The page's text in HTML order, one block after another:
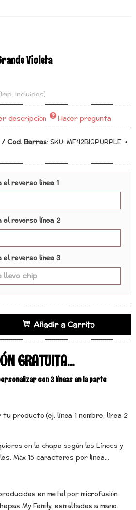
Violeta
Incluidos)
descripción
Hacer pregunta
/ Cod. Barras: SKU: MF42BIGPURPLE •
reverso línea 1
reverso línea 2
reverso línea 3
Añadir a Carrito
GRATUITA...
con 3 líneas en la parte
producto (ej. línea 1 nombre, línea 2
en la chapa según las Líneas y
Máx 15 caracteres por línea...
en metal por microfusión.
My Family, esmaltadas a mano.